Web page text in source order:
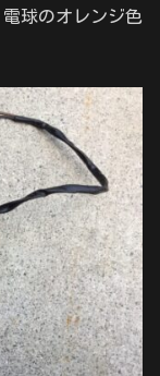
球のオレンジ色